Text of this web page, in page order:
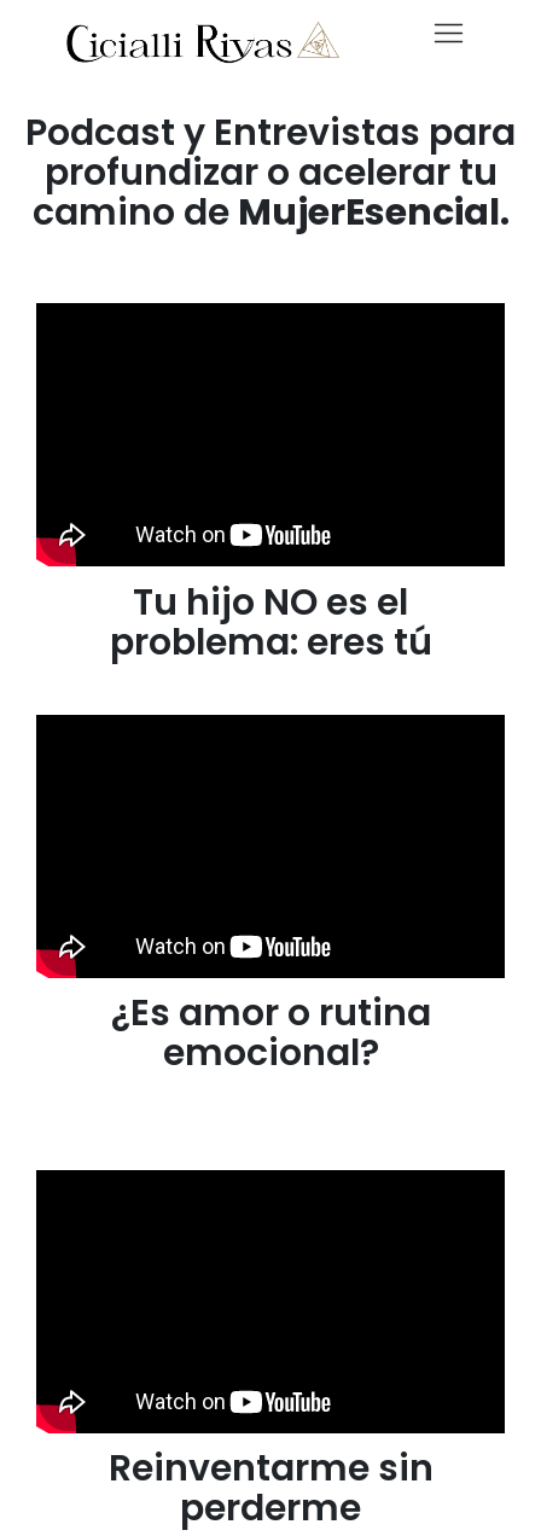
Podcast y Entrevistas para
profundizar o acelerar tu
camino de MujerEsencial.
Tu hijo NO es el
problema: eres tú
¿Es amor o rutina
emocional?
Reinventarme sin
perderme